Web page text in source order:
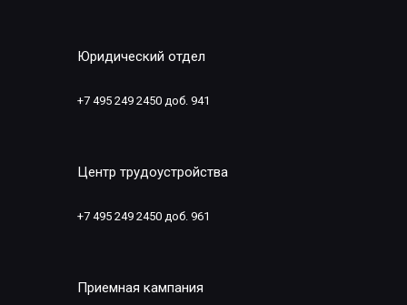
Юридический отдел
+7 495 249 2450 доб. 941
Центр трудоустройства
+7 495 249 2450 доб. 961
Приемная кампания